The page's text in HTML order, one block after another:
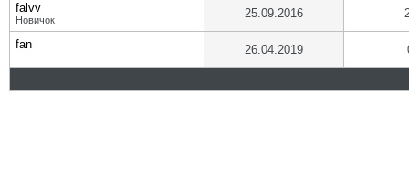
falvv
Новичок 25.09.2016
fan 26.04.2019